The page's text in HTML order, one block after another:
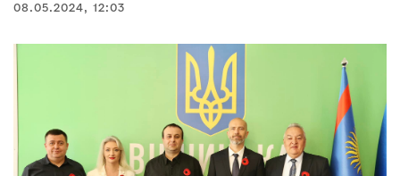
08.05.2024, 12:03